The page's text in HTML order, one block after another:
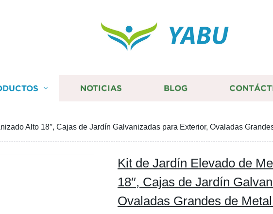
YABU
NOTICIAS BLOG
Alto 18′′, Cajas de Jardín Galvanizadas para Exterior, Ovaladas
Kit de Jardín Elevado de
18′′, Cajas de Jardín
Ovaladas Grandes de